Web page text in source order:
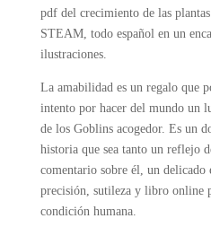
pdf del crecimiento de las
STEAM, todo español en un
ilustraciones.
La amabilidad es un regalo que
intento por hacer del mundo un
de los Goblins acogedor. Es un
historia que sea tanto un reflejo
comentario sobre él, un
precisión, sutileza y libro online​
condición humana.